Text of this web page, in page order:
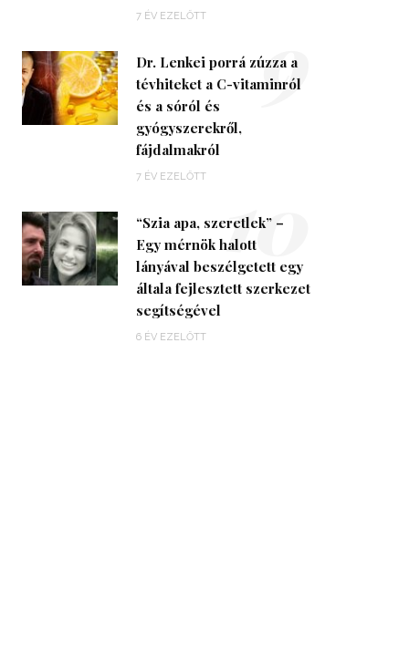
7 ÉV EZELŐTT
Dr. Lenkei porrá zúzza a
tévhiteket a C-vitaminról
és a sóról és
gyógyszerekről,
fájdalmakról
7 ÉV EZELŐTT
9
“Szia apa, szeretlek” –
Egy mérnök halott
lányával beszélgetett egy
általa fejlesztett szerkezet
segítségével
6 ÉV EZELŐTT
10